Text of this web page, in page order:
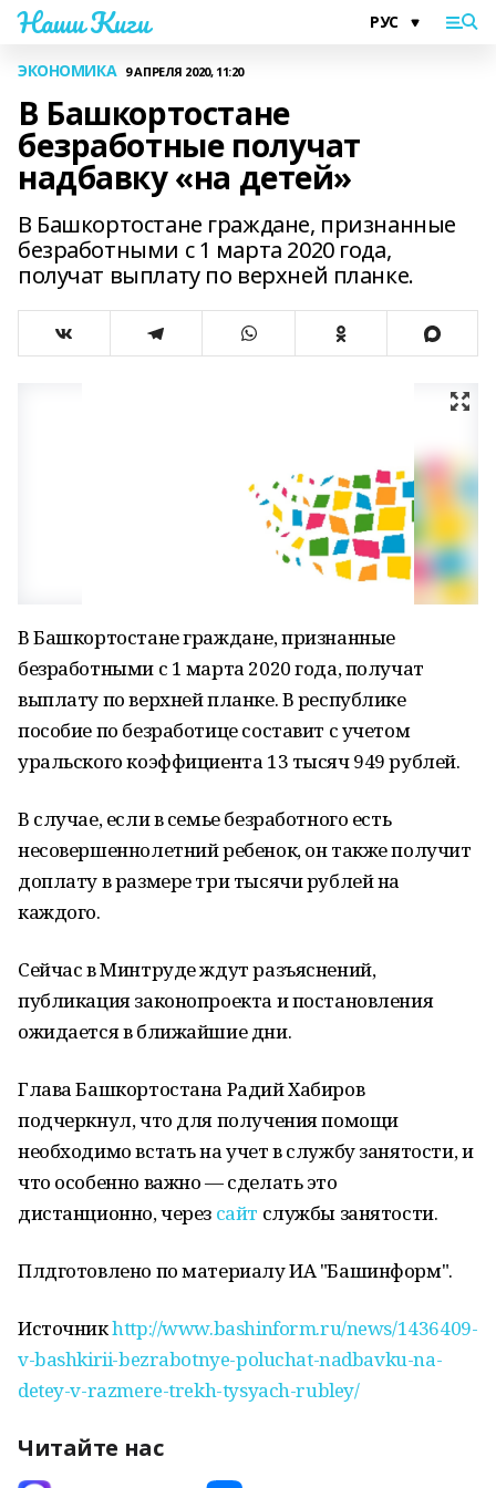
Наши Киги
ЭКОНОМИКА 9 АПРЕЛЯ 2020, 11:20
В Башкортостане
безработные получат
надбавку «на детей»
В Башкортостане граждане, признанные
безработными с 1 марта 2020 года,
получат выплату по верхней планке.
В Башкортостане граждане, признанные
безработными с 1 марта 2020 года, получат
выплату по верхней планке. В республике
пособие по безработице составит с учетом
уральского коэффициента 13 тысяч 949 рублей.
В случае, если в семье безработного есть
несовершеннолетний ребенок, он также получит
доплату в размере три тысячи рублей на
каждого.
Сейчас в Минтруде ждут разъяснений,
публикация законопроекта и постановления
ожидается в ближайшие дни.
Глава Башкортостана Радий Хабиров
подчеркнул, что для получения помощи
необходимо встать на учет в службу занятости, и
что особенно важно — сделать это
дистанционно, через сайт службы занятости.
Плдготовлено по материалу ИА "Башинформ".
Источникhttp://www.bashinform.ru/news/1436409-
v-bashkirii-bezrabotnye-poluchat-nadbavku-na-
detey-v-razmere-trekh-tysyach-rubley/
Читайте нас